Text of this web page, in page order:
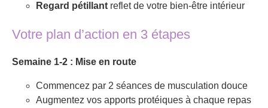
Regard pétillant reflet de votre bien-être intérieur
Votre plan d’action en 3 étapes
Semaine 1-2 : Mise en route
Commencez par 2 séances de musculation douce
Augmentez vos apports protéiques à chaque repas